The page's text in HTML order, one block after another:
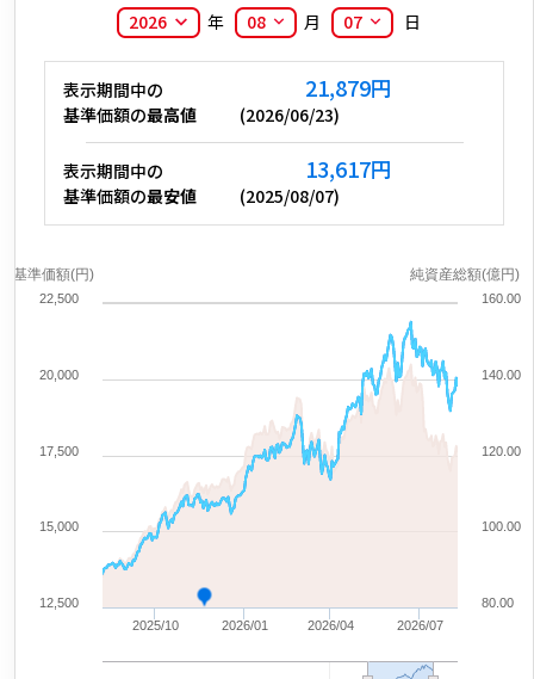
2026 年 08 月 07 日
表示期間中の
基準価額の最高値
21,879円
(2026/06/23)
表示期間中の
基準価額の最安値
13,617円
(2025/08/07)
基準価額(円) 純資産総額(億円)
2026/01 2026/07
2025/10 2026/04
12,500
15,000
17,500
20,000
22,500
80.00
100.00
120.00
140.00
160.00